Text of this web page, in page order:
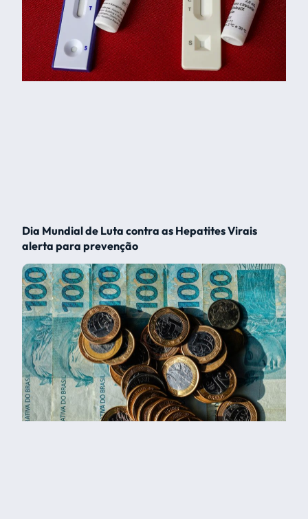
Dia Mundial de Luta contra as Hepatites Virais
alerta para prevenção